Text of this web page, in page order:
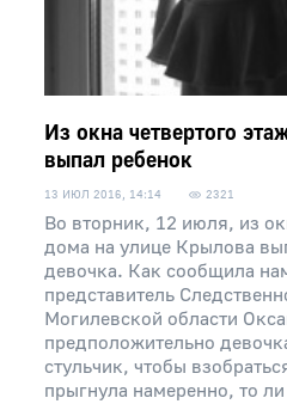
Из окна четвертого
выпал ребенок
13 ИЮЛ 2016, 14:14 2321
Во вторник, 12 июля, из
дома на улице Крылова
девочка. Как сообщила
представитель
Могилевской области
предположительно
стульчик, чтобы
прыгнула намеренно, то